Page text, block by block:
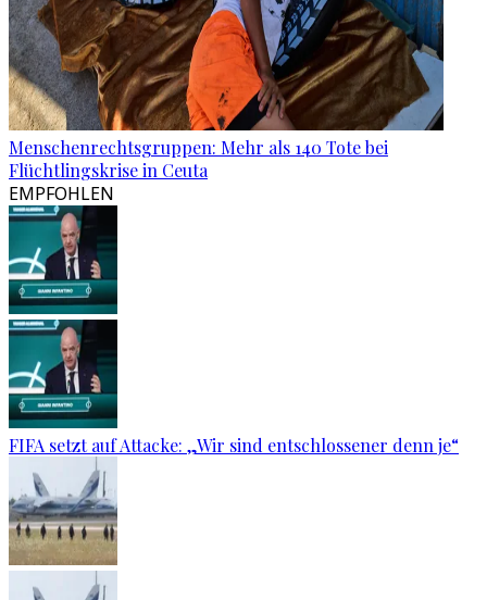
Menschenrechtsgruppen: Mehr als 140 Tote bei
Flüchtlingskrise in Ceuta
EMPFOHLEN
FIFA setzt auf Attacke: „Wir sind entschlossener denn je“